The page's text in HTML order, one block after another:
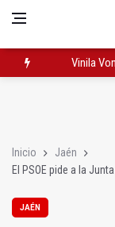
Vinila
Inicio
Jaén
El PSOE pide a la
JAÉN